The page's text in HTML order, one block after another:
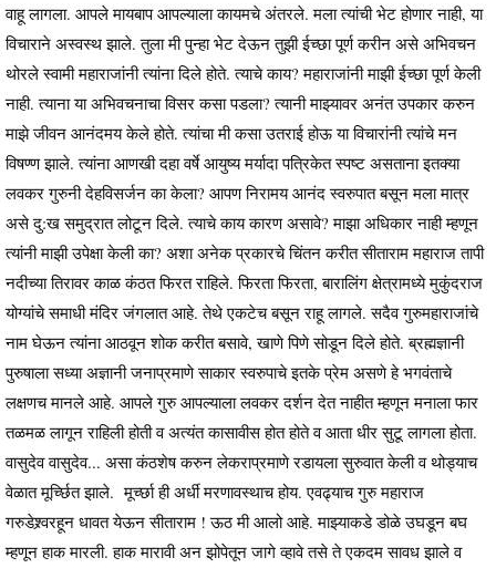
वाहू लागला. आपले मायबाप आपल्याला कायमचे अंतरले. मला त्यांची भेट होणार नाही, या
विचाराने अस्वस्थ झाले. तुला मी पुन्हा भेट देऊन तुझी ईच्छा पूर्ण करीन असे अभिवचन
थोरले स्वामी महाराजांनी त्यांना दिले होते. त्याचे काय? महाराजांनी माझी ईच्छा पूर्ण केली
नाही. त्याना या अभिवचनाचा विसर कसा पडला? त्यानी माझ्यावर अनंत उपकार करुन
माझे जीवन आनंदमय केले होते. त्यांचा मी कसा उतराई होऊ या विचारांनी त्यांचे मन
विषण्ण झाले. त्यांना आणखी दहा वर्षे आयुष्य मर्यादा पत्रिकेत स्पष्ट असताना इतक्या
लवकर गुरुनी देहविसर्जन का केला? आपण निरामय आनंद स्वरुपात बसून मला मात्र
असे दु:ख समुद्रात लोटून दिले. त्याचे काय कारण असावे? माझा अधिकार नाही म्हणून
त्यांनी माझी उपेक्षा केली का? अशा अनेक प्रकारचे चिंतन करीत सीताराम महाराज तापी
नदीच्या तिरावर काळ कंठत फिरत राहिले. फिरता फिरता, बारालिंग क्षेत्रामध्ये मुकुंदराज
योग्यांचे समाधी मंदिर जंगलात आहे. तेथे एकटेच बसून राहू लागले. सदैव गुरुमहाराजांचे
नाम घेऊन त्यांना आठवून शोक करीत बसावे, खाणे पिणे सोडून दिले होते. ब्रह्मज्ञानी
पुरुषाला सध्या अज्ञानी जनाप्रमाणे साकार स्वरुपाचे इतके प्रेम असणे हे भगवंताचे
लक्षणच मानले आहे. आपले गुरु आपल्याला लवकर दर्शन देत नाहीत म्हणून मनाला फार
तळमळ लागून राहिली होती व अत्यंत कासावीस होत होते व आता धीर सुटू लागला होता.
वासुदेव वासुदेव... असा कंठशेष करुन लेकराप्रमाणे रडायला सुरुवात केली व थोड्याच
वेळात मूर्च्छित झाले. मूर्च्छा ही अर्धी मरणावस्थाच होय. एवढ्याच गुरु महाराज
गरुडेश्र्वरहून धावत येऊन सीताराम ! ऊठ मी आलो आहे. माझ्याकडे डोळे उघडून बघ
म्हणून हाक मारली. हाक मारावी अन झोपेतून जागे व्हावे तसे ते एकदम सावध झाले व